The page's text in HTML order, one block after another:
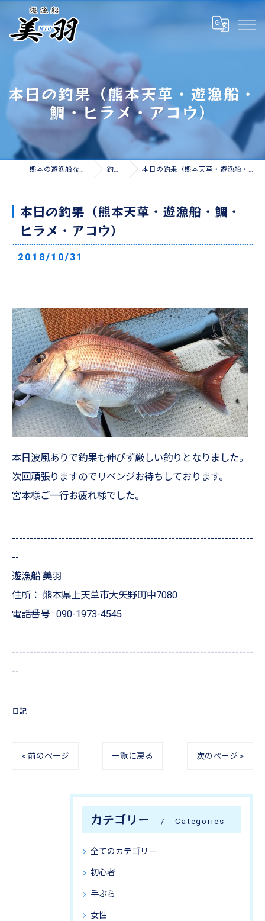
本日の釣果（熊本天草・遊漁船・
鯛・ヒラメ・アコウ）
熊本の遊漁船なら遊漁船 美羽 釣果情報 本日の釣果（熊本天草・遊漁船・鯛・ヒラメ・アコウ）
本日の釣果（熊本天草・遊漁船・鯛・
ヒラメ・アコウ）
2018/10/31
本日波風ありで釣果も伸びず厳しい釣りとなりました。
次回頑張りますのでリベンジお待ちしております。
宮本様ご一行お疲れ様でした。
--------------------------------------------------------------------
--
遊漁船 美羽
住所： 熊本県上天草市大矢野町中7080
電話番号 : 090-1973-4545
--------------------------------------------------------------------
--
日記
< 前のページ 一覧に戻る 次のページ >
カテゴリー Categories
全てのカテゴリー
初心者
手ぶら
女性